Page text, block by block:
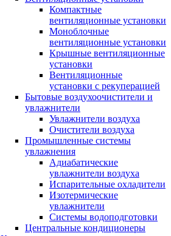
Компактные
вентиляционные установки
Моноблочные
вентиляционные установки
Крышные вентиляционные
установки
Вентиляционные
установки с рекуперацией
Бытовые воздухоочистители и
увлажнители
Увлажнители воздуха
Очистители воздуха
Промышленные системы
увлажнения
Адиабатические
увлажнители воздуха
Испарительные охладители
Изотермические
увлажнители
Системы водоподготовки
Центральные кондиционеры